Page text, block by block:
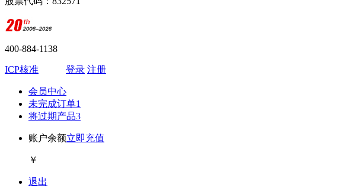
400-884-1138
ICP核准 登录 注册
会员中心
未完成订单1
将过期产品3
账户余额立即充值
￥
退出